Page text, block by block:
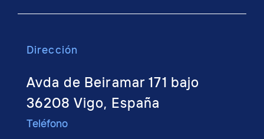
Dirección
Avda de Beiramar 171 bajo
36208 Vigo, España
Teléfono